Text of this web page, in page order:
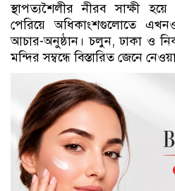
স্থাপত্যশৈলীর নীরব সাক্ষী
পেরিয়ে অধিকাংশগুলোতে
আচার-অনুষ্ঠান। চলুন, ঢাকা ও
মন্দির সম্বন্ধে বিস্তারিত জেনে